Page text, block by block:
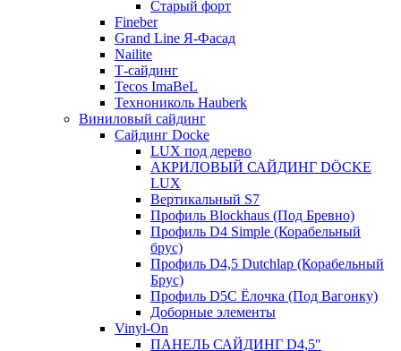
Старый форт
Fineber
Grand Line Я-Фасад
Nailite
Т-сайдинг
Tecos ImaBeL
Технониколь Hauberk
Виниловый сайдинг
Сайдинг Docke
LUX под дерево
АКРИЛОВЫЙ САЙДИНГ DÖCKE
LUX
Вертикальный S7
Профиль Blockhaus (Под Бревно)
Профиль D4 Simple (Корабельный
брус)
Профиль D4,5 Dutchlap (Корабельный
Брус)
Профиль D5C Ёлочка (Под Вагонку)
Доборные элементы
Vinyl-On
ПАНЕЛЬ САЙДИНГ D4,5″